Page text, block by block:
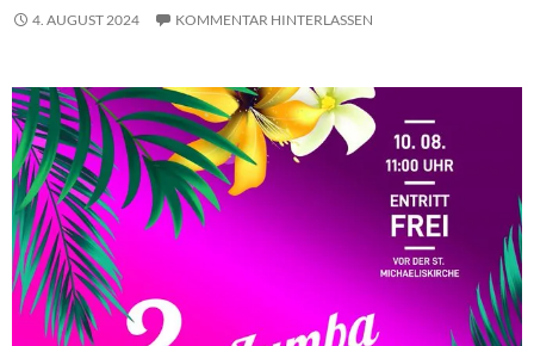
4. AUGUST 2024 KOMMENTAR HINTERLASSEN